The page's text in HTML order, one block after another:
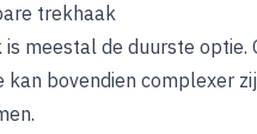
trekhaak
meestal de duurste
kan bovendien complexer